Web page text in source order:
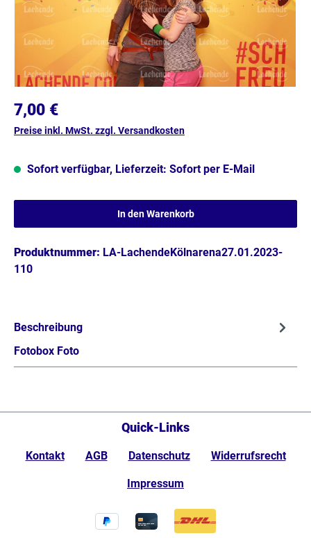
7,00 €
Preise inkl. MwSt. zzgl. Versandkosten
Sofort verfügbar, Lieferzeit: Sofort per E-Mail
In den Warenkorb
Produktnummer: LA-LachendeKölnarena27.01.2023-
110
Beschreibung
Fotobox Foto
Quick-Links
Kontakt AGB Datenschutz Widerrufsrecht
Impressum